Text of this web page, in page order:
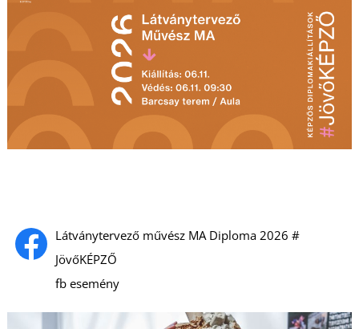
Látványtervező művész MA Diploma 2026 #
JövőKÉPZŐ
fb esemény